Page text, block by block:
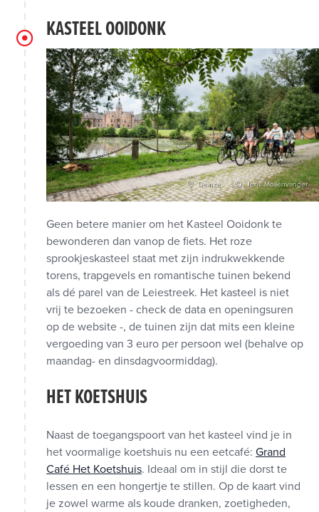
KASTEEL OOIDONK
Deinze Jens Mollenvanger
Geen betere manier om het Kasteel Ooidonk te
bewonderen dan vanop de fiets. Het roze
sprookjeskasteel staat met zijn indrukwekkende
torens, trapgevels en romantische tuinen bekend
als dé parel van de Leiestreek. Het kasteel is niet
vrij te bezoeken - check de data en openingsuren
op de website -, de tuinen zijn dat mits een kleine
vergoeding van 3 euro per persoon wel (behalve op
maandag- en dinsdagvoormiddag).
HET KOETSHUIS
Naast de toegangspoort van het kasteel vind je in
het voormalige koetshuis nu een eetcafé: Grand
Café Het Koetshuis. Ideaal om in stijl die dorst te
lessen en een hongertje te stillen. Op de kaart vind
je zowel warme als koude dranken, zoetigheden,